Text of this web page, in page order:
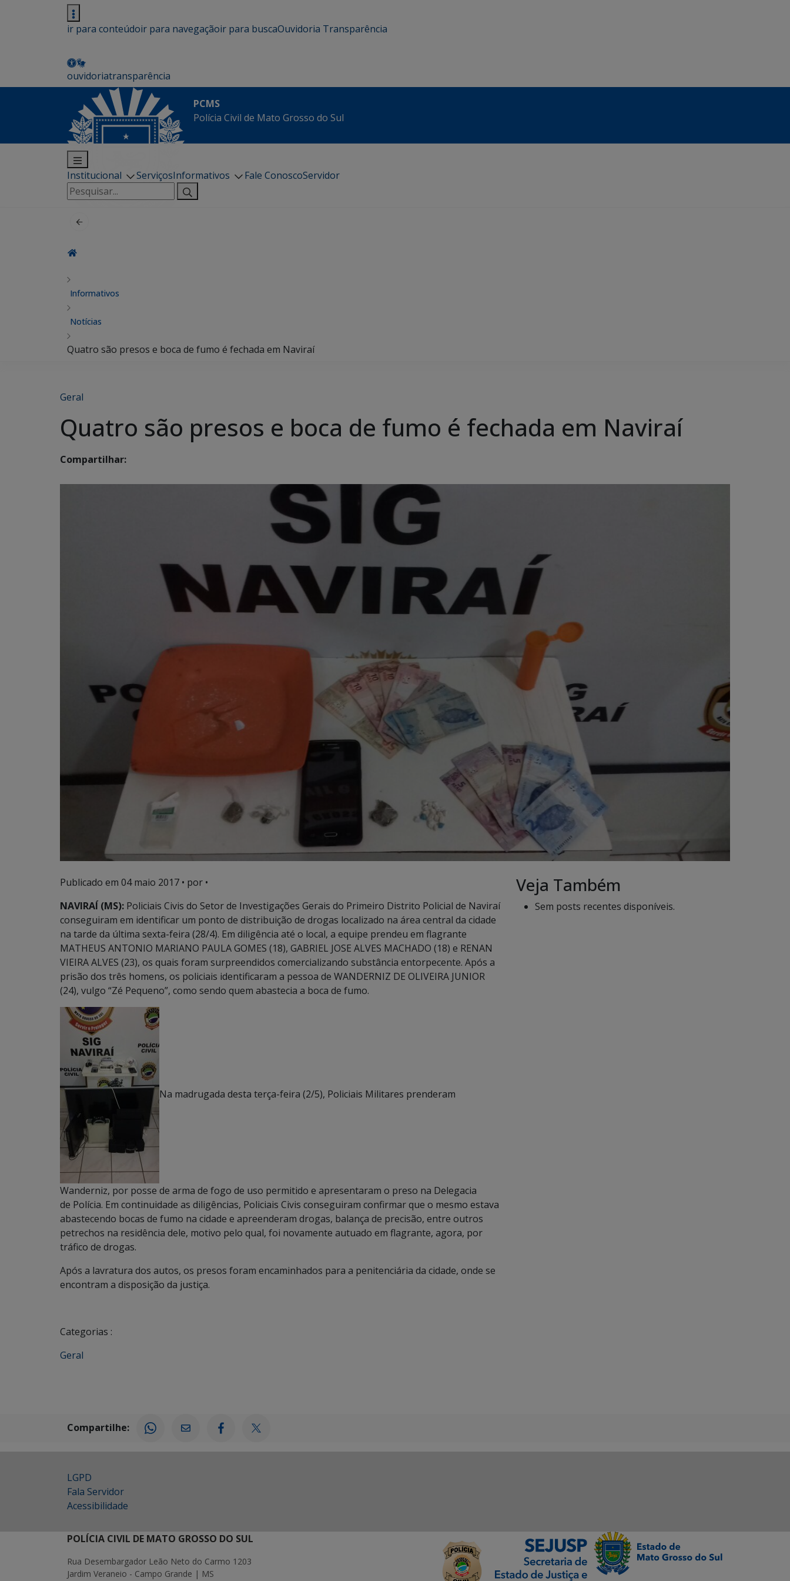
ir para conteúdoir para navegaçãoir para buscaOuvidoria Transparência
ouvidoriatransparência
PCMS
Polícia Civil de Mato Grosso do Sul
Institucional ServiçosInformativos Fale ConoscoServidor
Pesquisar
por:
Informativos
Notícias
Quatro são presos e boca de fumo é fechada em Naviraí
Geral
Quatro são presos e boca de fumo é fechada em Naviraí
Compartilhar:
Publicado em 04 maio 2017 • por •
NAVIRAÍ (MS): Policiais Civis do Setor de Investigações Gerais do Primeiro Distrito Policial de Naviraí
conseguiram em identificar um ponto de distribuição de drogas localizado na área central da cidade
na tarde da última sexta-feira (28/4). Em diligência até o local, a equipe prendeu em flagrante
MATHEUS ANTONIO MARIANO PAULA GOMES (18), GABRIEL JOSE ALVES MACHADO (18) e RENAN
VIEIRA ALVES (23), os quais foram surpreendidos comercializando substância entorpecente. Após a
prisão dos três homens, os policiais identificaram a pessoa de WANDERNIZ DE OLIVEIRA JUNIOR
(24), vulgo “Zé Pequeno”, como sendo quem abastecia a boca de fumo.
Na madrugada desta terça-feira (2/5), Policiais Militares prenderam
Wanderniz, por posse de arma de fogo de uso permitido e apresentaram o preso na Delegacia
de Polícia. Em continuidade as diligências, Policiais Civis conseguiram confirmar que o mesmo estava
abastecendo bocas de fumo na cidade e apreenderam drogas, balança de precisão, entre outros
petrechos na residência dele, motivo pelo qual, foi novamente autuado em flagrante, agora, por
tráfico de drogas.
Após a lavratura dos autos, os presos foram encaminhados para a penitenciária da cidade, onde se
encontram a disposição da justiça.
Categorias :
Geral
Veja Também
Sem posts recentes disponíveis.
Compartilhe:
LGPD
Fala Servidor
Acessibilidade
POLÍCIA CIVIL DE MATO GROSSO DO SUL
Rua Desembargador Leão Neto do Carmo 1203
Jardim Veraneio - Campo Grande | MS